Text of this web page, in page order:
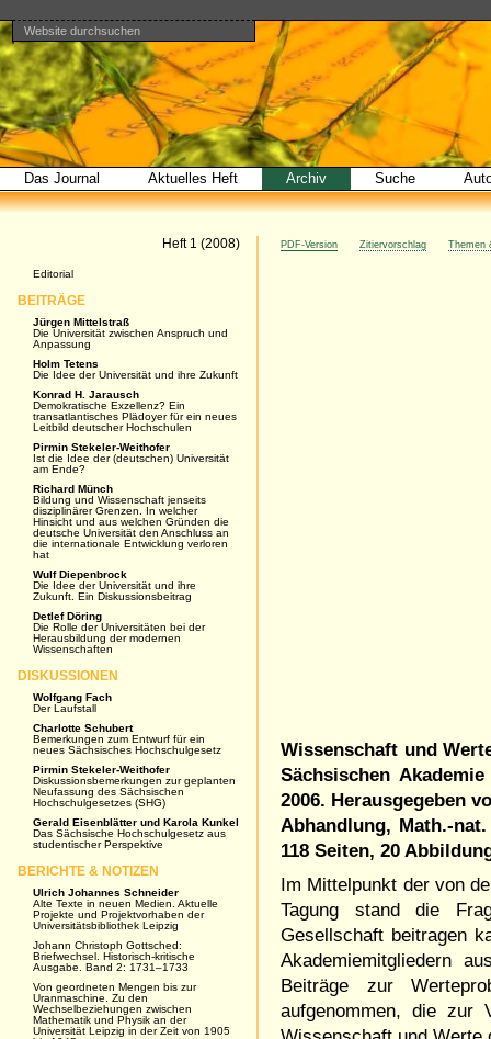
Direkt
zum
Inhalt
|
Direkt
zur
Navigation
Benutzerspezifische
Werkzeuge
Website durchsuchen
Erweiterte
Suche…
Bereiche
Das Journal Aktuelles Heft Archiv Suche
PDF-Version Zitiervorschlag Themen
Wissenschaft und
Sächsischen
2006. Herausgegeben
Abhandlung, Math.-
118 Seiten, 20
Im Mittelpunkt der von
Tagung stand die
Gesellschaft beitragen
Akademiemitgliedern
Beiträge zur
aufgenommen, die zur
Heft 1 (2008)
Editorial
BEITRÄGE
Jürgen Mittelstraß
Die Universität zwischen Anspruch und
Anpassung
Holm Tetens
Die Idee der Universität und ihre Zukunft
Konrad H. Jarausch
Demokratische Exzellenz? Ein
transatlantisches Plädoyer für ein neues
Leitbild deutscher Hochschulen
Pirmin Stekeler-Weithofer
Ist die Idee der (deutschen) Universität
am Ende?
Richard Münch
Bildung und Wissenschaft jenseits
disziplinärer Grenzen. In welcher
Hinsicht und aus welchen Gründen die
deutsche Universität den Anschluss an
die internationale Entwicklung verloren
hat
Wulf Diepenbrock
Die Idee der Universität und ihre
Zukunft. Ein Diskussionsbeitrag
Detlef Döring
Die Rolle der Universitäten bei der
Herausbildung der modernen
Wissenschaften
DISKUSSIONEN
Wolfgang Fach
Der Laufstall
Charlotte Schubert
Bemerkungen zum Entwurf für ein
neues Sächsisches Hochschulgesetz
Pirmin Stekeler-Weithofer
Diskussionsbemerkungen zur geplanten
Neufassung des Sächsischen
Hochschulgesetzes (SHG)
Gerald Eisenblätter und Karola Kunkel
Das Sächsische Hochschulgesetz aus
studentischer Perspektive
BERICHTE & NOTIZEN
Ulrich Johannes Schneider
Alte Texte in neuen Medien. Aktuelle
Projekte und Projektvorhaben der
Universitätsbibliothek Leipzig
Johann Christoph Gottsched:
Briefwechsel. Historisch-kritische
Ausgabe. Band 2: 1731–1733
Von geordneten Mengen bis zur
Uranmaschine. Zu den
Wechselbeziehungen zwischen
Mathematik und Physik an der
Universität Leipzig in der Zeit von 1905